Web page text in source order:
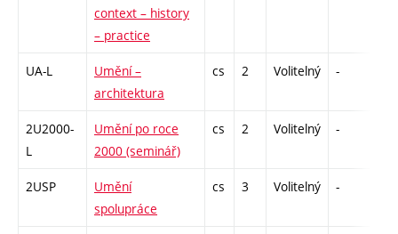
context – history
– practice
UA-L
Umění –
architektura
cs 2 Volitelný -
2U2000-
L
Umění po roce
2000 (seminář)
cs 2 Volitelný -
2USP
Umění
spolupráce
cs 3 Volitelný -